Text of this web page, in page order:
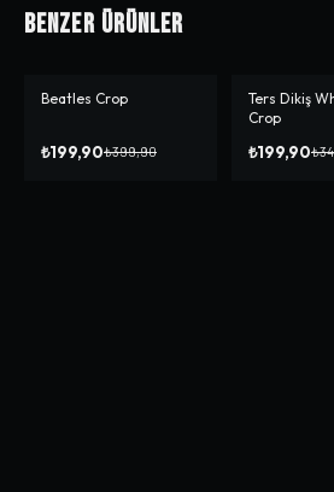
Benzer Ürünler
-%50
Beatles Crop
₺199,90₺399,90
-%43
Ters Dikiş
Crop
₺199,90